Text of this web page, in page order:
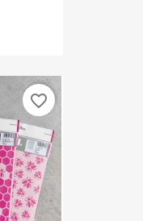
favorite_border